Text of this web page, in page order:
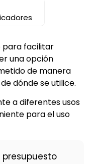
para facilitar
una opción
de manera
dónde se utilice.
a diferentes usos
para el uso